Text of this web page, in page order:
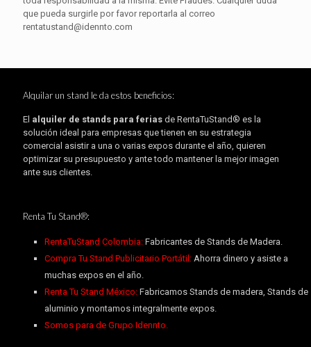
que pueda surgirle por favor reportarla al correo
rentatustand@idennto.com
Alquilar un stand le da estos beneficios:
El alquiler de stands para ferias de RentaTuStand® es la
solución ideal para empresas que tienen en su estrategia
comercial asistir a una o varias expos durante el año, quieren
optimizar su presupuesto y ante todo mantener la mejor imagen
ante sus clientes.
Renta Tu Stand®:
RentaTuStand Colombia: Fabricantes de Stands de Madera.
Compra Tu Stand Publicitario Portátil:Ahorra dinero y asiste a
muchas expos en el año.
Renta Tu Stand México:Fabricamos Stands de madera, Stands de
aluminio y montamos integralmente expos.
Somos para de Grupo Idennto.